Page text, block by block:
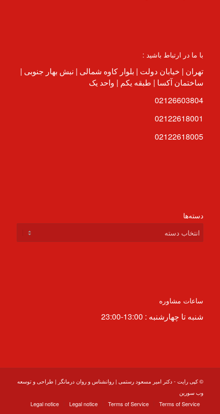
با ما در ارتباط باشید :
تهران | خیابان دولت | بلوار کاوه شمالی | نبش بهار جنوبی |
ساختمان آکسا | طبقه یکم | واحد یک
02126603804
02122618001
02122618005
دسته‌ها
دسته‌ها
ساعات مشاوره
شنبه تا چهارشنبه : 13:00-23:00
© کپی رایت -دکتر امیر مسعود رستمی | روانشناس و روان درمانگر | طراحی و توسعه
وب سورین
Terms of Service
Terms of Service
Legal notice
Legal notice